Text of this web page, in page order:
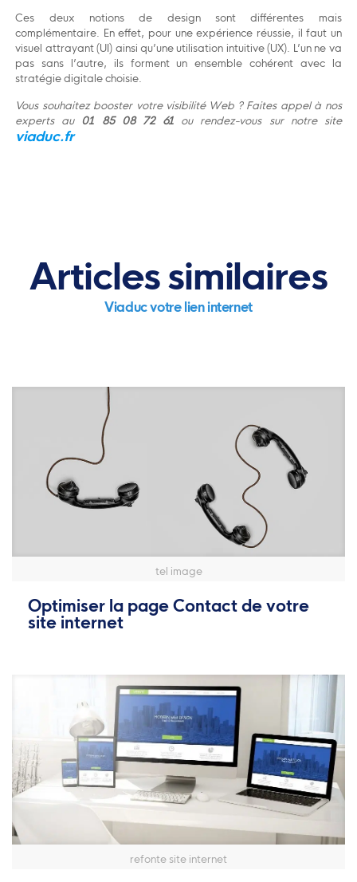
Ces deux notions de design sont différentes mais
complémentaire. En effet, pour une expérience réussie, il faut un
visuel attrayant (UI) ainsi qu’une utilisation intuitive (UX). L’un ne va
pas sans l’autre, ils forment un ensemble cohérent avec la
stratégie digitale choisie.
Vous souhaitez booster votre visibilité Web ? Faites appel à nos
experts au 01 85 08 72 61 ou rendez-vous sur notre site
viaduc.fr
Articles similaires
Viaduc votre lien internet
tel image
Optimiser la page Contact de votre
site internet
refonte site internet